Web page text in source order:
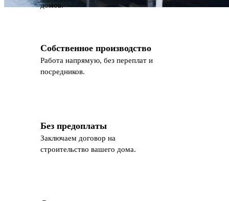
домов.
Собственное производство
Работа напрямую, без переплат и
посредников.
Без предоплаты
Заключаем договор на
строительство вашего дома.